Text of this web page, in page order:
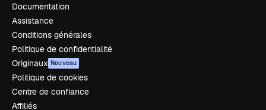
Documentation
Assistance
Conditions générales
Politique de confidentialité
Originaux Nouveau
Politique de cookies
Centre de confiance
Affiliés